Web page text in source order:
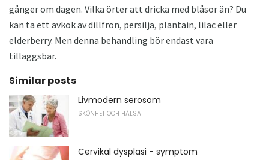
gånger om dagen. Vilka örter att dricka med blåsor än? Du
kan ta ett avkok av dillfrön, persilja, plantain, lilac eller
elderberry. Men denna behandling bör endast vara
tilläggsbar.
Similar posts
Livmodern serosom
SKÖNHET OCH HÄLSA
Cervikal dysplasi - symptom